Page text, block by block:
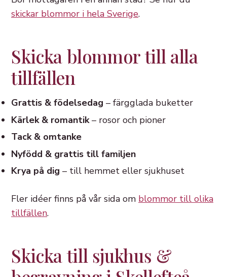
skickar blommor i hela Sverige.
Skicka blommor till alla
tillfällen
Grattis & födelsedag – färgglada buketter
Kärlek & romantik– rosor och pioner
Tack & omtanke
Nyfödd & grattis till familjen
Krya på dig – till hemmet eller sjukhuset
Fler idéer finns på vår sida om blommor till olika
tillfällen.
Skicka till sjukhus &